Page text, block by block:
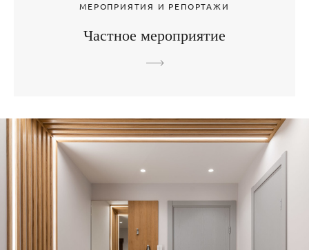
МЕРОПРИЯТИЯ И РЕПОРТАЖИ
Частное мероприятие